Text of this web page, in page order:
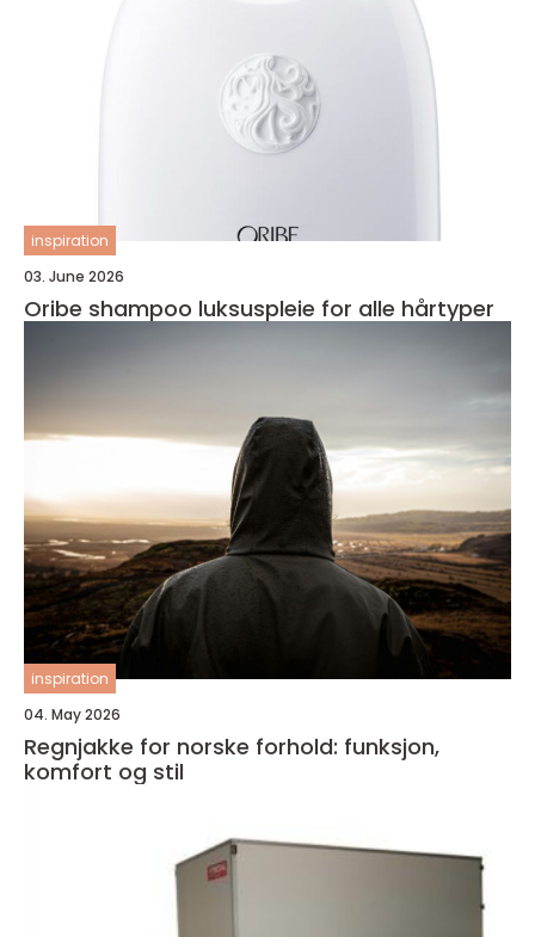
inspiration
03. June 2026
Oribe shampoo luksuspleie for alle hårtyper
inspiration
04. May 2026
Regnjakke for norske forhold: funksjon,
komfort og stil